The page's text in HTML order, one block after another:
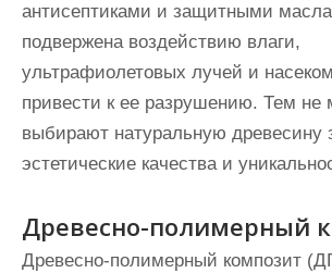
антисептиками и защитными
подвержена воздействию влаги,
ультрафиолетовых лучей и
привести к ее разрушению. Тем не
выбирают натуральную древесину
эстетические качества и
Древесно-полимерный
Древесно-полимерный композит